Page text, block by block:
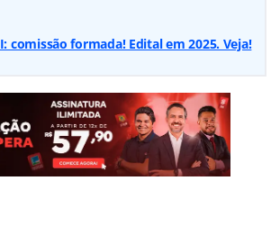
comissão formada! Edital em 2025. Veja!